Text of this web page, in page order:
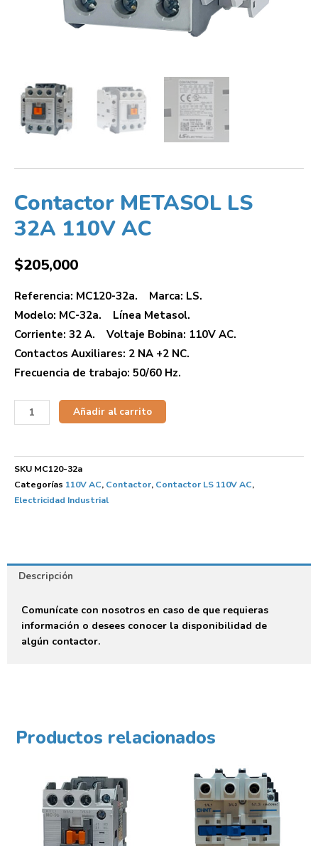
Contactor METASOL LS
32A 110V AC
$205,000
Referencia: MC120-32a. Marca: LS.
Modelo: MC-32a. Línea Metasol.
Corriente: 32 A. Voltaje Bobina: 110V AC.
Contactos Auxiliares: 2 NA +2 NC.
Frecuencia de trabajo: 50/60 Hz.
Añadir al carrito
SKU MC120-32a
Categorías 110V AC, Contactor, Contactor LS 110V AC,
Electricidad Industrial
Descripción
Comunícate con nosotros en caso de que requieras
información o desees conocer la disponibilidad de
algún contactor.
Productos relacionados